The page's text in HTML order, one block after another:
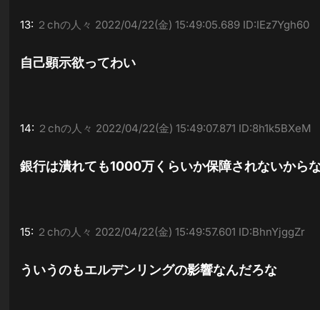
13: ２chの人々 2022/04/22(金) 15:49:05.689 ID:IEz7Ygh60
自己顕示欲ってわい
14: ２chの人々 2022/04/22(金) 15:49:07.871 ID:8h1k5BXeM
銀行は潰れても1000万くらいか保障されないから
15: ２chの人々 2022/04/22(金) 15:49:57.601 ID:BhnYjggZr
ういうのもエルデンリングの影響なんだろな